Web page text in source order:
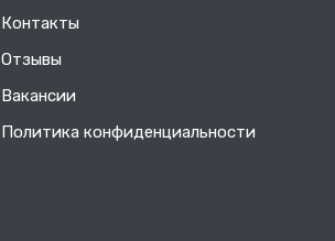
Контакты
Отзывы
Вакансии
Политика конфиденциальности